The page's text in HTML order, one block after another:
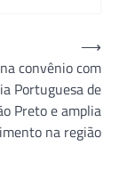
convênio com
Portuguesa de
Preto e amplia
na região
⟶